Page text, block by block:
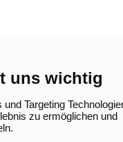
uns wichtig
Targeting
zu ermöglichen und